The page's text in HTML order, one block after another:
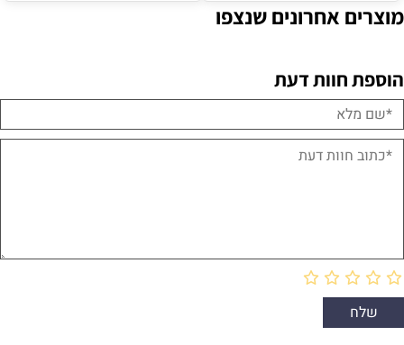
מוצרים אחרונים שנצפו
הוספת חוות דעת